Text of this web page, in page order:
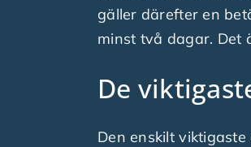
gäller därefter en
minst två dagar. Det
De
Den enskilt